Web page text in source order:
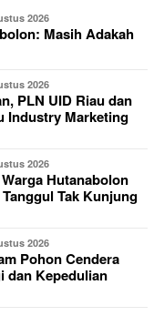
2026
Masih Adakah
2026
PLN UID Riau dan
Industry Marketing
2026
Hutanabolon
Tak Kunjung
2026
Pohon Cendera
dan Kepedulian